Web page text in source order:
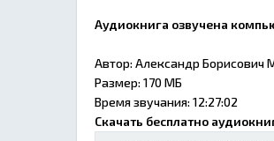
Аудиокнига озвучена
Автор: Александр Борисович
Размер: 170 МБ
Время звучания: 12:27:02
Скачать бесплатно